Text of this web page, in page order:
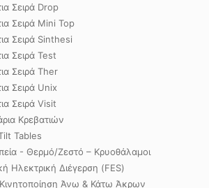
Σειρά Drop
Σειρά Mini Top
Σειρά Sinthesi
Σειρά Test
Σειρά Ther
Σειρά Unix
Σειρά Visit
Κρεβατιών
Tables
- Θερμό/Ζεστό – Κρυοθάλαμοι
Ηλεκτρική Διέγερση (FES)
Άνω & Κάτω Άκρων